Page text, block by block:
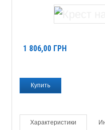
1 806,00 ГРН
Характеристики